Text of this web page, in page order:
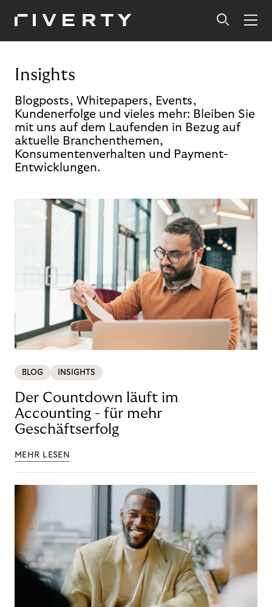
Insights
Blogposts, Whitepapers, Events,
Kundenerfolge und vieles mehr: Bleiben Sie
mit uns auf dem Laufenden in Bezug auf
aktuelle Branchenthemen,
Konsumentenverhalten und Payment-
Entwicklungen.
BLOG INSIGHTS
Der Countdown läuft im
Accounting - für mehr
Geschäftserfolg
MEHR LESEN